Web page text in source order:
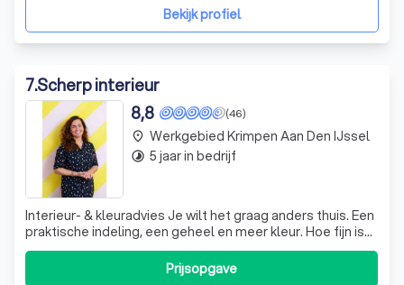
Bekijk profiel
7.Scherp interieur
(46)
8,8
Interieur- & kleuradvies Je wilt het graag anders thuis. Een
praktische indeling, een geheel en meer kleur. Hoe fijn is
het als iemand met kennis je hiermee helpt? Je bespaart
geld, want geen miskopen meer. Je bespaart tijd, want je
zoekt niet eindeloos naar meubels en kleuren. Als
Prijsopgave
place Werkgebied Krimpen Aan Den IJssel
timelapse 5 jaar in bedrijf